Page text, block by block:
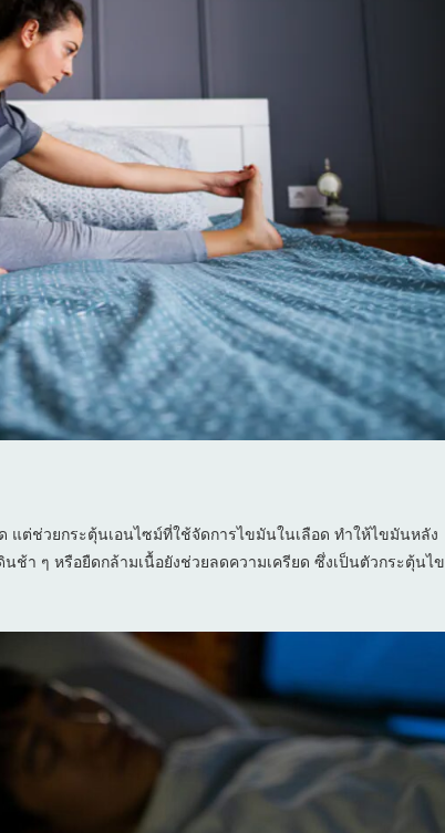
แต่ช่วยกระตุ้นเอนไซม์ที่ใช้จัดการไขมันในเลือด ทำให้ไขมันหลัง
ช้า ๆ หรือยืดกล้ามเนื้อยังช่วยลดความเครียด ซึ่งเป็นตัวกระตุ้นไข